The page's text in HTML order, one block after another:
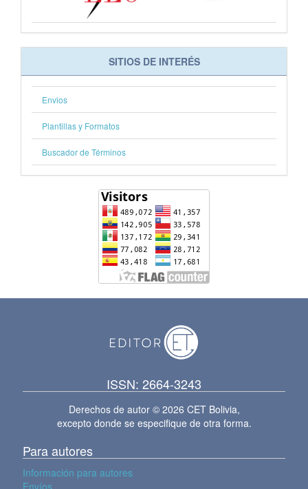
SITIOS DE INTERÉS
Envios
Plantillas y Formatos
Buscador de Términos
ISSN: 2664-3243
Derechos de autor © 2026 CET Bolivia,
excepto donde se especifique de otra forma.
Para autores
Información para autores
Envíos